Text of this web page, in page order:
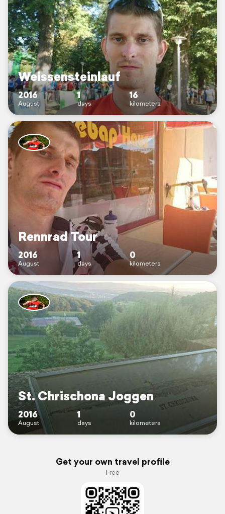
Weissensteinlauf
2016
August
1
days
16
kilometers
Rennrad Tour
2016
August
1
days
0
kilometers
St. Chrischona Joggen
2016
August
1
days
0
kilometers
Get your own travel profile
Free